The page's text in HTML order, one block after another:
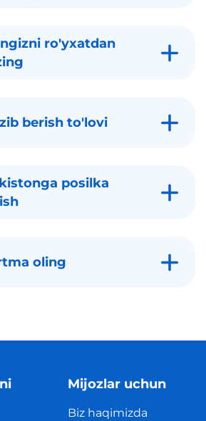
ro'yxatdan
berish to'lovi
posilka
oling
Mijozlar uchun
Biz haqimizda